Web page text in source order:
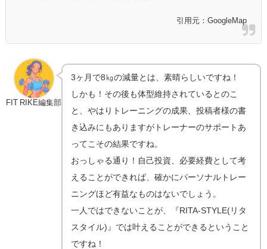
引用元：GoogleMap
FIT RIKE編集部
3ヶ月で8㎏の減量とは、素晴らしいですね！
しかも！その後も体型維持されているとのこ
と、やはりトレーニングの成果、投稿者様の書
き込みにもありますがトレーナーのサポートあ
ってこその結果ですね。
おっしゃる通り！自己投資、必要経費として考
えることができれば、確かにパーソナルトレー
ニングほど有益なものはないでしょう。
一人ではできないことが、『RITA-STYLE(リタ
スタイル)』では叶えることができるということ
ですね！